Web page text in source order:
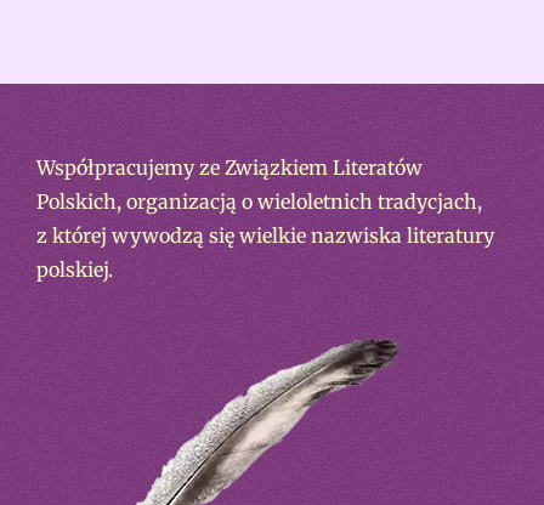
Współpracujemy ze Związkiem Literatów
Polskich, organizacją o wieloletnich tradycjach,
z której wywodzą się wielkie nazwiska literatury
polskiej.